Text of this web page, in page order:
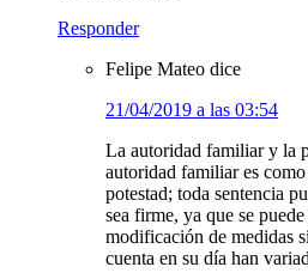
Responder
Felipe Mateo dice
21/04/2019 a las 03:54
La autoridad familiar y la
autoridad familiar es
potestad; toda sentencia
sea firme, ya que se
modificación de medidas
cuenta en su día han